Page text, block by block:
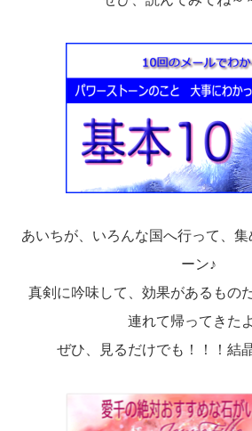
あいちが、いろんな国へ行って、集
ーン♪
真剣に吟味して、効果があるもの
連れて帰ってきた
ぜひ、見るだけでも！！！結